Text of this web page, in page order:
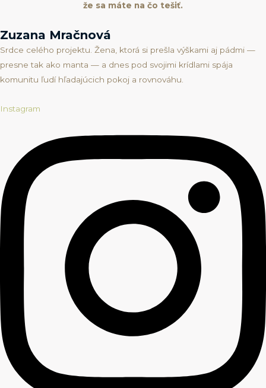
že sa máte na čo tešiť.
Zuzana Mračnová
Srdce celého projektu. Žena, ktorá si prešla výškami aj pádmi —
presne tak ako manta — a dnes pod svojimi krídlami spája
komunitu ľudí hľadajúcich pokoj a rovnováhu.
Instagram